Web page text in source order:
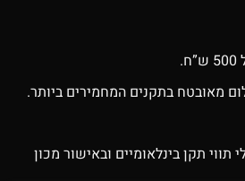
מאובטח בתקנים המחמירים ביותר.
תווי תקן בינלאומיים ובאישור מכון